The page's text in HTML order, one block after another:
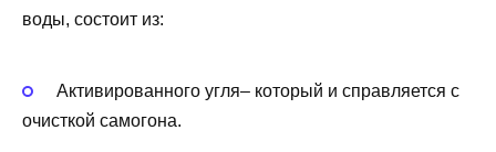
воды, состоит из:
Активированного угля– который и справляется с
очисткой самогона.